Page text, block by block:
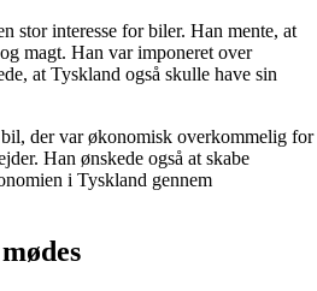
stor interesse for biler. Han mente, at
magt. Han var imponeret over
at Tyskland også skulle have sin
der var økonomisk overkommelig for
Han ønskede også at skabe
i Tyskland gennem